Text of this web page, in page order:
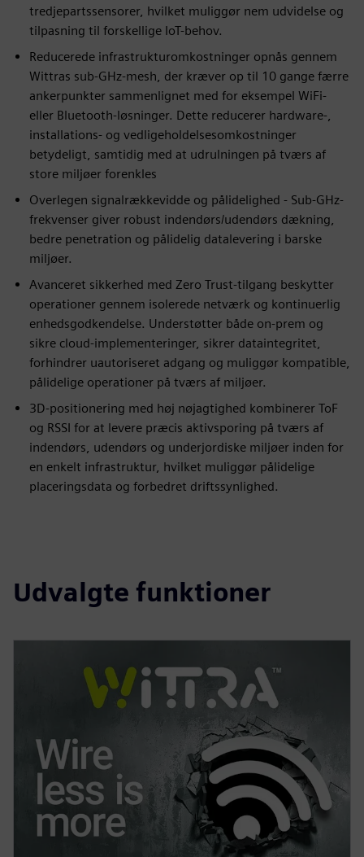
tredjepartssensorer, hvilket muliggør nem udvidelse og
tilpasning til forskellige IoT-behov.
Reducerede infrastrukturomkostninger opnås gennem
Wittras sub-GHz-mesh, der kræver op til 10 gange færre
ankerpunkter sammenlignet med for eksempel WiFi-
eller Bluetooth-løsninger. Dette reducerer hardware-,
installations- og vedligeholdelsesomkostninger
betydeligt, samtidig med at udrulningen på tværs af
store miljøer forenkles
Overlegen signalrækkevidde og pålidelighed - Sub-GHz-
frekvenser giver robust indendørs/udendørs dækning,
bedre penetration og pålidelig datalevering i barske
miljøer.
Avanceret sikkerhed med Zero Trust-tilgang beskytter
operationer gennem isolerede netværk og kontinuerlig
enhedsgodkendelse. Understøtter både on-prem og
sikre cloud-implementeringer, sikrer dataintegritet,
forhindrer uautoriseret adgang og muliggør kompatible,
pålidelige operationer på tværs af miljøer.
3D-positionering med høj nøjagtighed kombinerer ToF
og RSSI for at levere præcis aktivsporing på tværs af
indendørs, udendørs og underjordiske miljøer inden for
en enkelt infrastruktur, hvilket muliggør pålidelige
placeringsdata og forbedret driftssynlighed.
Udvalgte funktioner